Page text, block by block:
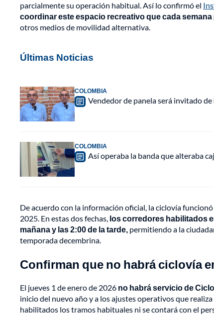
parcialmente su operación habitual. Así lo confirmó el
coordinar este espacio recreativo que cada
otros medios de movilidad alternativa.
Últimas Noticias
COLOMBIA
Vendedor de panela será invitado
COLOMBIA
Así operaba la banda que alteraba
De acuerdo con la información oficial, la ciclovía
2025. En estas dos fechas, los corredores habilitados
mañana y las 2:00 de la tarde, permitiendo a la
temporada decembrina.
Confirman que no habrá ciclovía
El jueves 1 de enero de 2026 no habrá servicio de
inicio del nuevo año y a los ajustes operativos que
habilitados los tramos habituales ni se contará con el